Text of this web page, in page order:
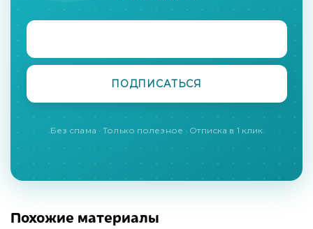
Без спама · Только полезное · Отписка в 1 клик
Похожие материалы